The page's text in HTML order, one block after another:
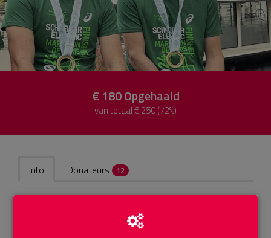
€ 180Opgehaald
van totaal € 250 (72%)
Info Donateurs 12
Als je door 40km lopen kinderen in de gelegenheid kan
stellen om te kunnen sporten, waarom zou je dat dan niet